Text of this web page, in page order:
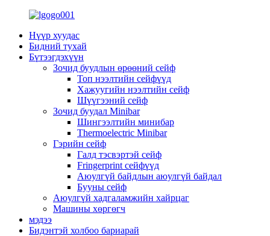
Нүүр хуудас
Бидний тухай
Бүтээгдэхүүн
Зочид буудлын өрөөний сейф
Топ нээлтийн сейфүүд
Хажуугийн нээлтийн сейф
Шүүгээний сейф
Зочид буудал Minibar
Шингээлтийн минибар
Thermoelectric Minibar
Гэрийн сейф
Галд тэсвэртэй сейф
Fringerprint сейфүүд
Аюулгүй байдлын аюулгүй байдал
Бууны сейф
Аюулгүй хадгаламжийн хайрцаг
Машины хөргөгч
мэдээ
Бидэнтэй холбоо бариарай